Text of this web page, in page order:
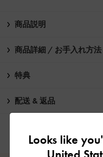
商品説明
商品詳細 / お手入れ方法
特典
配送 & 返品
Looks like